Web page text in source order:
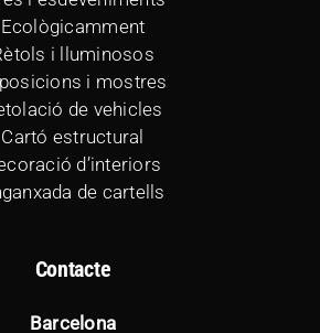
Ecològicamment
i lluminosos
i mostres
de vehicles
Cartó estructural
d’interiors
de cartells
Contacte
Barcelona